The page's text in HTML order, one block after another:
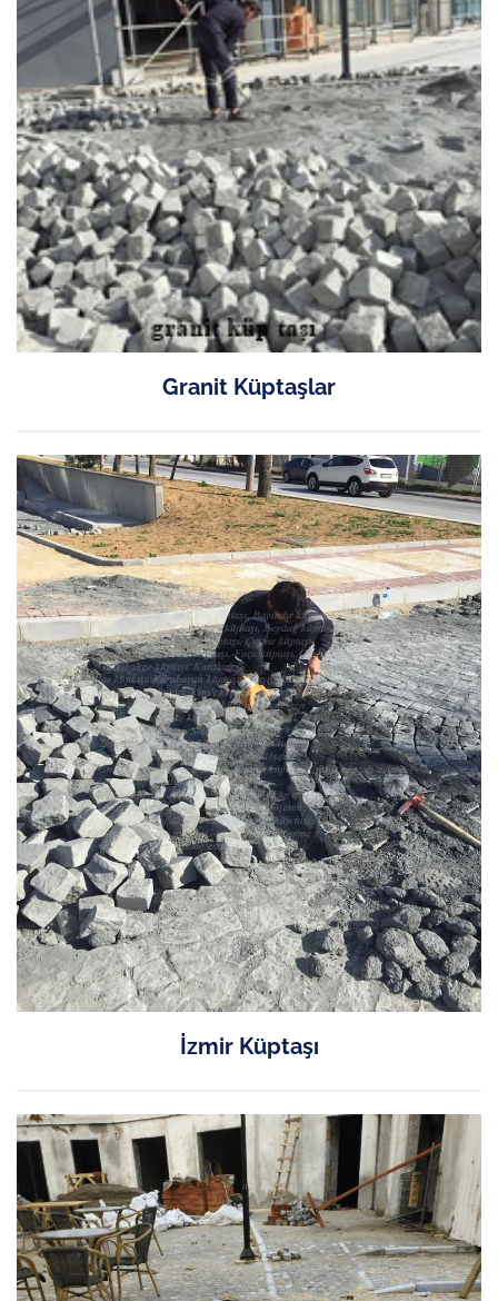
Granit Küptaşlar
İzmir Küptaşı